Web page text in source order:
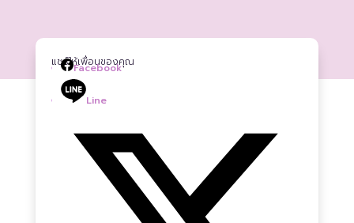
แชร์ให้เพื่อนของคุณ
Facebook
Line